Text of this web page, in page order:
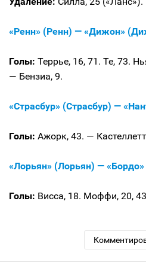
«Ренн» (Ренн) — «Дижон»
Голы: Террье, 16, 71. Те, 73.
— Бензиа, 9.
«Страсбур» (Страсбур) —
Голы: Ажорк, 43. —
«Лорьян» (Лорьян) —
Голы: Висса, 18. Моффи, 20,